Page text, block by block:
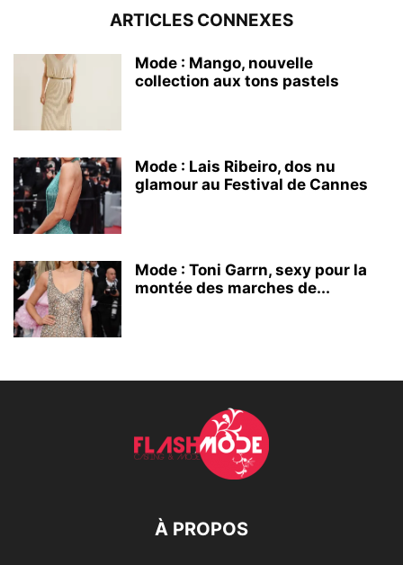
ARTICLES CONNEXES
Mode : Mango, nouvelle
collection aux tons pastels
Mode : Lais Ribeiro, dos nu
glamour au Festival de Cannes
Mode : Toni Garrn, sexy pour la
montée des marches de...
À PROPOS